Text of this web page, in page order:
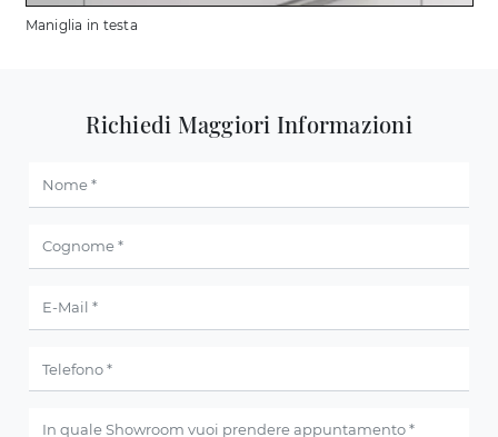
Maniglia in testa
Richiedi Maggiori Informazioni